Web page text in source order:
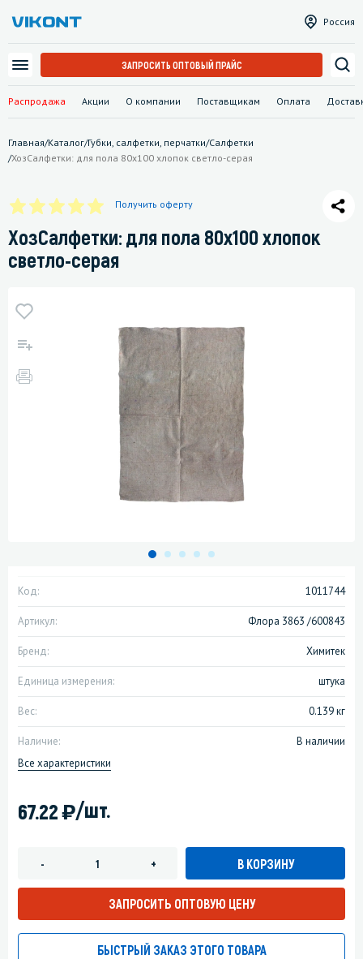
Распродажа Акции О компании Поставщикам Оплата
Россия
ЗАПРОСИТЬ ОПТОВЫЙ ПРАЙС
Главная/Каталог/Губки, салфетки, перчатки/Салфетки
/ХозСалфетки: для пола 80х100 хлопок светло-серая
Получить оферту
ХозСалфетки: для пола 80х100 хлопок
светло-серая
Код: 1011744
Артикул: Флора 3863 /600843
Бренд: Химитек
Единица измерения: штука
Вес: 0.139 кг
Наличие:
В наличии
Все характеристики
67.22)/шт.
- + В КОРЗИНУ
ЗАПРОСИТЬ ОПТОВУЮ ЦЕНУ
БЫСТРЫЙ ЗАКАЗ ЭТОГО ТОВАРА